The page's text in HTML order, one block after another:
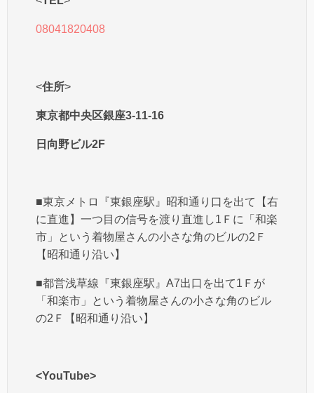
08041820408
<住所>
東京都中央区銀座3-11-16
日向野ビル2F
■東京メトロ『東銀座駅』昭和通り口を出て【右
に直進】一つ目の信号を渡り直進し1Ｆに「和楽
市」という着物屋さんの小さな角のビルの2Ｆ
【昭和通り沿い】
■都営浅草線『東銀座駅』A7出口を出て1Ｆが
「和楽市」という着物屋さんの小さな角のビル
の2Ｆ【昭和通り沿い】
<YouTube>